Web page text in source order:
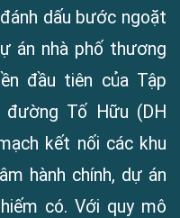
dấu bước ngoặt
án nhà phố thương
đầu tiên của Tập
Tố Hữu (DH
kết nối các khu
hành chính, dự án
có. Với quy mô